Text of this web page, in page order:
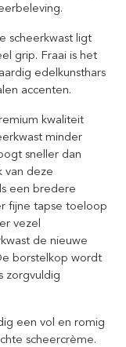
scheerkwast ligt
grip. Fraai is het
edelkunsthars
accenten.
kwaliteit
minder
sneller dan
van deze
een bredere
fijne tapse toeloop
vezel
de nieuwe
borstelkop wordt
zorgvuldig
een vol en romig
scheercrème.